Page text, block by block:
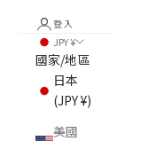
登入
JPY ¥
國家/地區
日本
(JPY ¥)
美國